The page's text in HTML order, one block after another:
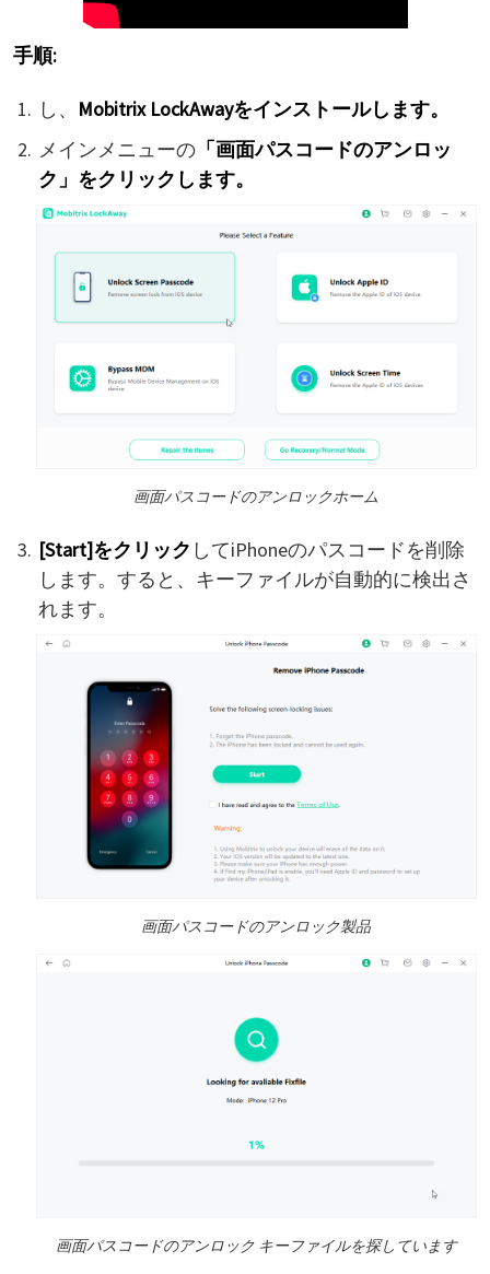
手順:
し、 Mobitrix LockAwayをインストールします。
メインメニューの「画面パスコードのアンロッ
ク」をクリックします。
画面パスコードのアンロックホーム
[Start]をクリック してiPhoneのパスコードを削除
します。すると、キーファイルが自動的に検出さ
れます。
画面パスコードのアンロック製品
画面パスコードのアンロック キーファイルを探しています